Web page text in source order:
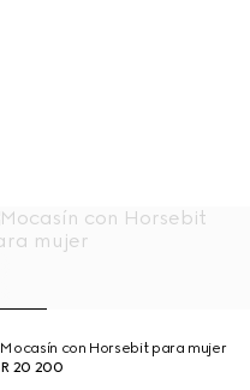
Mocasín con Horsebit para mujer
R 20 200